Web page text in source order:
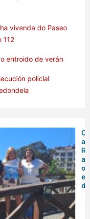
vivenda do Paseo
112
entroido de verán
policial
O
o